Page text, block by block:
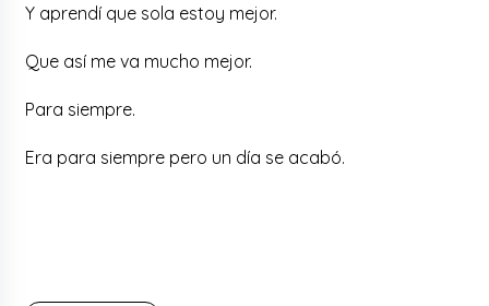
Y aprendí que sola estoy mejor.
Que así me va mucho mejor.
Para siempre.
Era para siempre pero un día se acabó.